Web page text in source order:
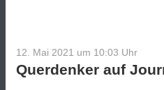
12. Mai 2021 um 10:03 Uhr
Querdenker auf